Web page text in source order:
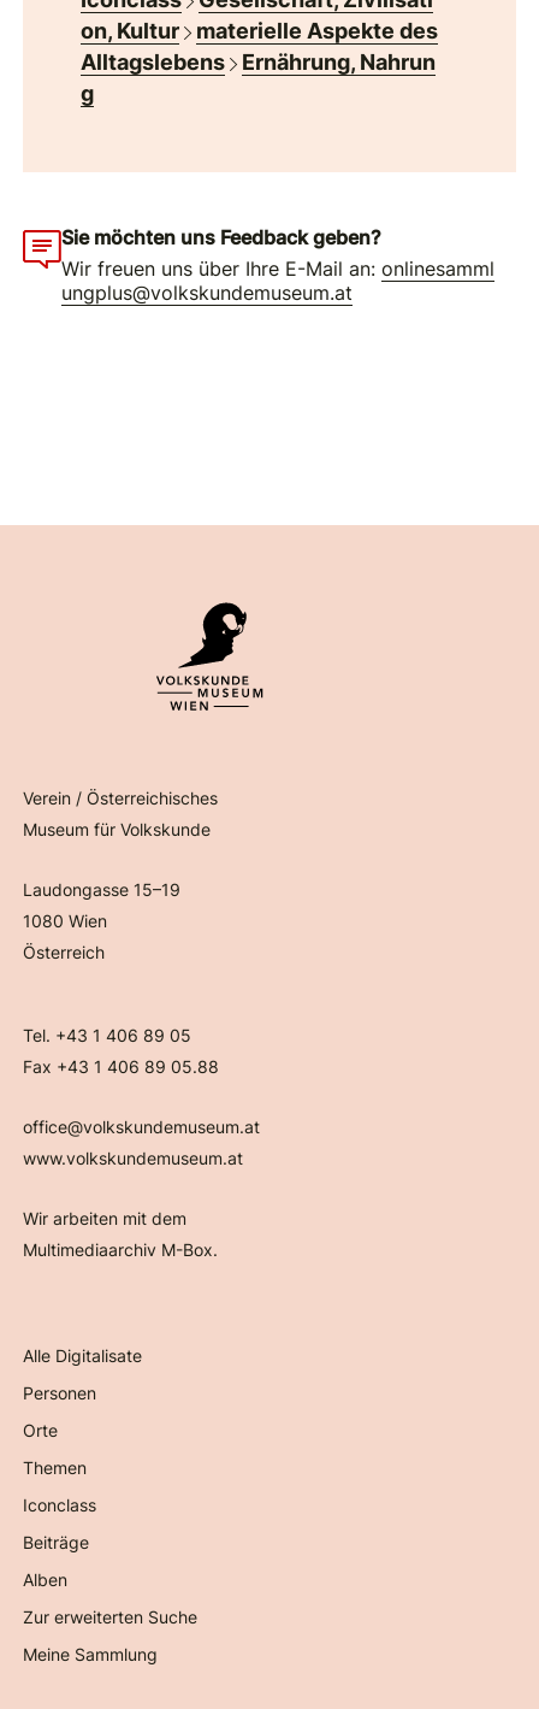
on, Kultur
materielle Aspekte des
Alltagslebens
Ernährung, Nahrun
g
Sie möchten uns Feedback geben?
Wir freuen uns über Ihre E-Mail an:onlinesamml
ungplus@volkskundemuseum.at
Verein / Österreichisches
Museum für Volkskunde
Laudongasse 15–19
1080 Wien
Österreich
Tel. +43 1 406 89 05
Fax +43 1 406 89 05.88
office@volkskundemuseum.at
www.volkskundemuseum.at
Wir arbeiten mit dem
Multimediaarchiv M-Box.
Alle Digitalisate
Personen
Orte
Themen
Iconclass
Beiträge
Alben
Zur erweiterten Suche
Meine Sammlung